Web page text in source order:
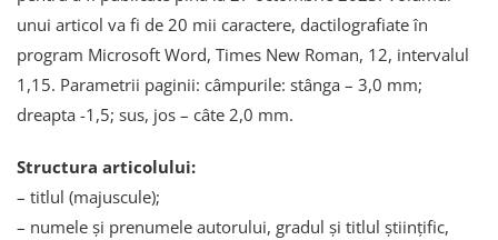
unui articol va fi de 20 mii caractere, dactilografiate în
program Microsoft Word, Times New Roman, 12, intervalul
1,15. Parametrii paginii: câmpurile: stânga – 3,0 mm;
dreapta -1,5; sus, jos – câte 2,0 mm.
Structura articolului:
– titlul (majuscule);
– numele şi prenumele autorului, gradul şi titlul ştiinţific,